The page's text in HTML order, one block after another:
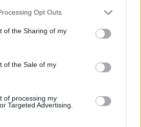
website/app uses one or more Google
or usage behaviour. You may click to
to Google and its third-party tags to
specified purposes in below Google
Opt Outs
of the Sharing of my
of the Sale of my
of processing my
Targeted Advertising.